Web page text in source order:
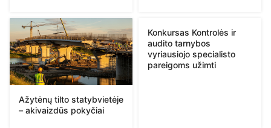
Ažytėnų tilto statybvietėje
– akivaizdūs pokyčiai
Konkursas Kontrolės ir
audito tarnybos
vyriausiojo specialisto
pareigoms užimti